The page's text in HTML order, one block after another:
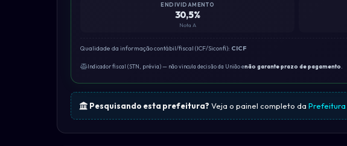
ENDIVIDAMENTO
30,5%
Nota A
Qualidade da informação contábil/fiscal (ICF/Siconfi): CICF
Indicador fiscal (STN, prévia) — não vincula decisão da União enão garante prazo de pagamento
Pesquisando esta prefeitura? Veja o painel completo da Prefeitura